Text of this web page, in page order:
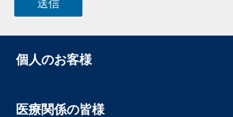
個人のお客様
医療関係の皆様